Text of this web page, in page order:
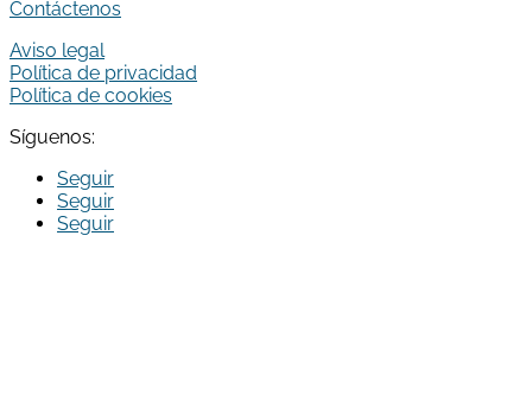
Contáctenos
Aviso legal
Política de privacidad
Política de cookies
Síguenos:
Seguir
Seguir
Seguir